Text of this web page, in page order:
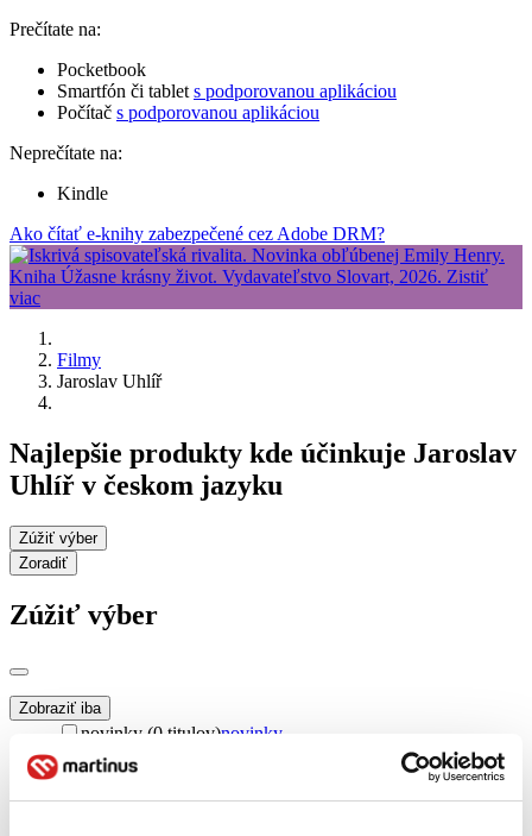
Prečítate na:
Pocketbook
Smartfón či tablet s podporovanou aplikáciou
Počítač s podporovanou aplikáciou
Neprečítate na:
Kindle
Ako čítať e-knihy zabezpečené cez Adobe DRM?
Filmy
Jaroslav Uhlíř
Najlepšie produkty kde účinkuje Jaroslav
Uhlíř v českom jazyku
Zúžiť výber
Zoradiť
Zúžiť výber
Zobraziť iba
novinky (0 titulov)novinky
zľavnené tituly (0 titulov)
Dostupnosť